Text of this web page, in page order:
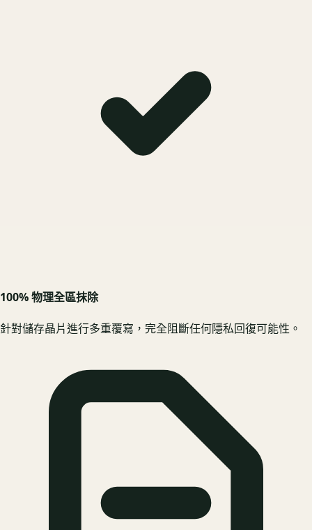
100% 物理全區抹除
針對儲存晶片進行多重覆寫，完全阻斷任何隱私回復可能性。